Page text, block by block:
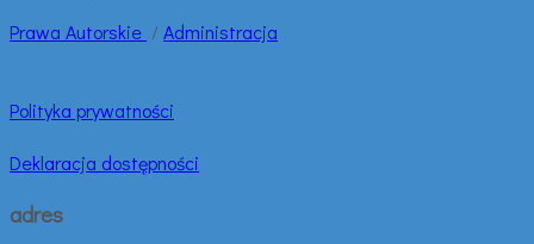
Prawa Autorskie /Administracja
Polityka prywatności
Deklaracja dostępności
adres